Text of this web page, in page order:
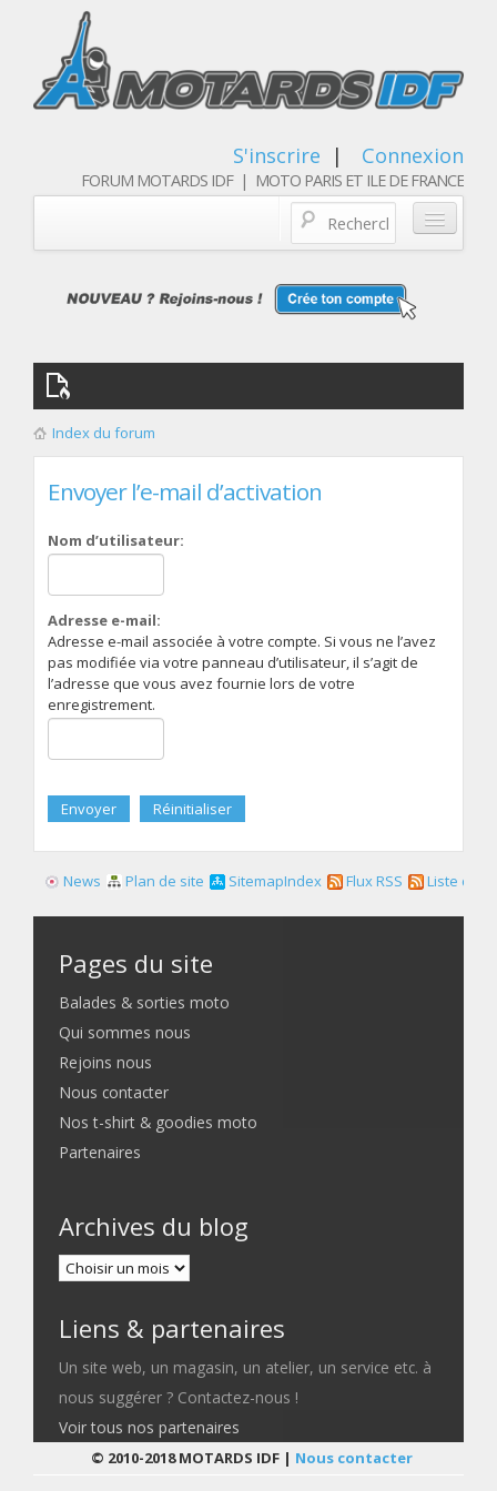
S'inscrire | Connexion
FORUM MOTARDS IDF | MOTO PARIS ET ILE DE FRANCE
Qui sommes nous
Les membres
Index du forum
Envoyer l’e-mail d’activation
Nom d’utilisateur:
Adresse e-mail:
Adresse e-mail associée à votre compte. Si vous ne l’avez
pas modifiée via votre panneau d’utilisateur, il s’agit de
l’adresse que vous avez fournie lors de votre
enregistrement.
News Plan de site SitemapIndex Flux RSS Liste des
Pages du site
Balades & sorties moto
Qui sommes nous
Rejoins nous
Nous contacter
Nos t-shirt & goodies moto
Partenaires
Archives du blog
Liens & partenaires
Un site web, un magasin, un atelier, un service etc. à
nous suggérer ? Contactez-nous !
Voir tous nos partenaires
© 2010-2018 MOTARDS IDF | Nous contacter